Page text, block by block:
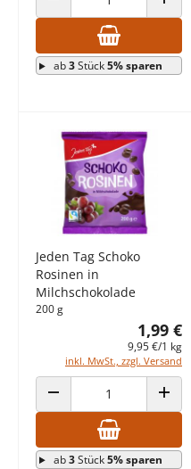
ANZAHL VERRINGERN
ab3Stück5% sparen
Jeden Tag Schoko
Rosinen in
Milchschokolade
200 g
1,99 €
9,95 €/1 kg
inkl. MwSt., zzgl. Versand
ANZAHL VERRINGERN
ab3Stück5% sparen